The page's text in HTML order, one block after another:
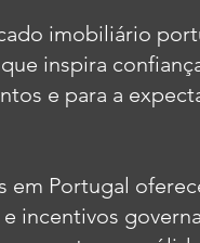
imobiliário
inspira
e para a
Portugal
incentivos